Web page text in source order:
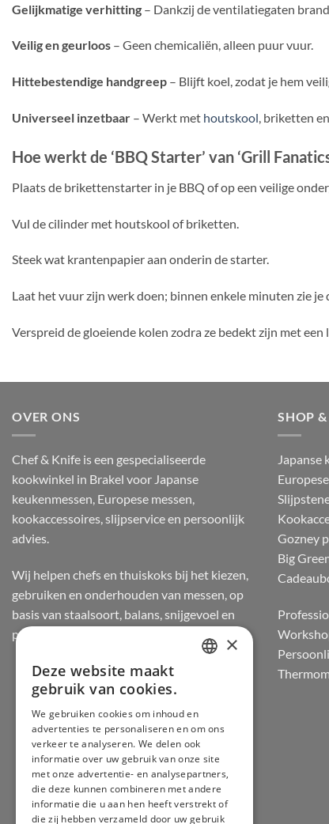
Gelijkmatige verhitting – Dankzij de ventilatiegaten
Veilig en geurloos – Geen chemicaliën, alleen puur vuur.
Hittebestendige handgreep – Blijft koel, zodat je hem
Universeel inzetbaar – Werkt met houtskool, briketten
Hoe werkt de ‘BBQ Starter’ van ‘Grill
Plaats de brikettenstarter in je BBQ of op een veilige
Vul de cilinder met houtskool of briketten.
Steek wat krantenpapier aan onderin de starter.
Laat het vuur zijn werk doen; binnen enkele minuten zie
Verspreid de gloeiende kolen zodra ze bedekt zijn met een
OVER ONS
Chef & Knife is een gespecialiseerde
kookwinkel in Brakel voor Japanse
keukenmessen, Europese messen,
kookaccessoires, slijpservice en persoonlijk
advies.
Wij helpen chefs en thuiskoks bij het kiezen,
gebruiken en onderhouden van messen, op
basis van staalsoort, balans, snijgevoel en
praktijkervaring.
SHOP
Japanse
Gozney
Big
GERMAN
ENGLISH
×
Deze website maakt
gebruik van cookies.
We gebruiken cookies om inhoud en
advertenties te personaliseren en om ons
verkeer te analyseren. We delen ook
informatie over uw gebruik van onze site
met onze advertentie- en analysepartners,
die deze kunnen combineren met andere
informatie die u aan hen heeft verstrekt of
die zij hebben verzameld door uw gebruik